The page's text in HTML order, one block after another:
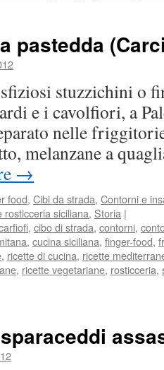
pastedda
stuzzichini o
e i cavolfiori, a
nelle
melanzane a
→
food, Cibi da strada, Contorni e
rosticceria siciliana, Storia |
, cibo di strada, contorni,
, cucina siciliana, finger-food,
, ricette di cucina, ricette
, ricette vegetariane, rosticceria,